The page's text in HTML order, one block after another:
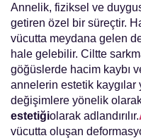
Annelik, fiziksel ve
getiren özel bir süreçtir.
vücutta meydana gelen
hale gelebilir. Ciltte
göğüslerde hacim kaybı
annelerin estetik kaygılar
değişimlere yönelik
estetiğiolarak adlandırılır.
vücutta oluşan